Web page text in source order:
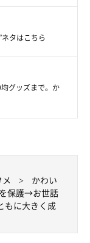
作したものです。
合があります。
っています。
タはこちら
グッズまで。か
かわい
保護→お世話
もに大きく成